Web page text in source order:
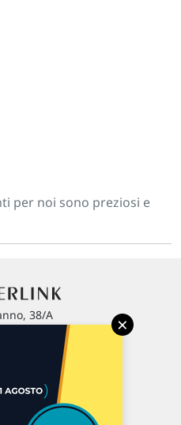
per noi sono preziosi e
38/A
460 401
×